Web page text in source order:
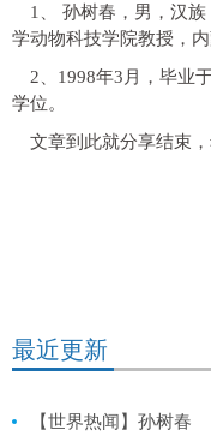
1、 孙树春，男，汉
学动物科技学院教授，内
2、1998年3月，毕业
学位。
文章到此就分享结束
最近更新
【世界热闻】孙树春